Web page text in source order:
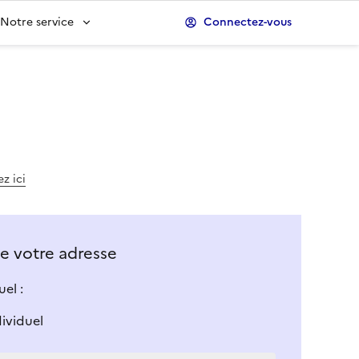
Notre service Connectez-vous
ici
votre adresse
: